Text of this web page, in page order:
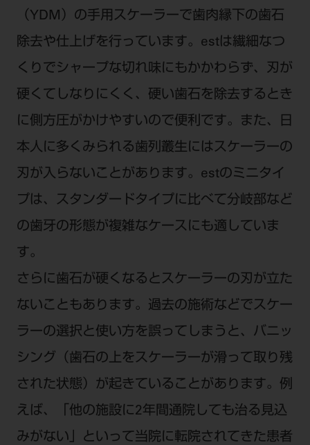
（YDM）の手用スケーラーで歯肉縁下の歯石
除去や仕上げを行っています。estは繊細なつ
くりでシャープな切れ味にもかかわらず、刃が
硬くてしなりにくく、硬い歯石を除去するとき
に側方圧がかけやすいので便利です。また、日
本人に多くみられる歯列叢生にはスケーラーの
刃が入らないことがあります。estのミニタイ
プは、スタンダードタイプに比べて分岐部など
の歯牙の形態が複雑なケースにも適していま
す。
さらに歯石が硬くなるとスケーラーの刃が立た
ないこともあります。過去の施術などでスケー
ラーの選択と使い方を誤ってしまうと、バニッ
シング（歯石の上をスケーラーが滑って取り残
された状態）が起きていることがあります。例
えば、「他の施設に2年間通院しても治る見込
みがない」といって当院に転院されてきた患者
暇、年末年始を除く）
歯科医療従事者専用窓口となります。
ディーラー様におかれましては、モリタ各担当営
企業情報
個人情報保護方針 特定商取引について
推奨環境 サイトマップ